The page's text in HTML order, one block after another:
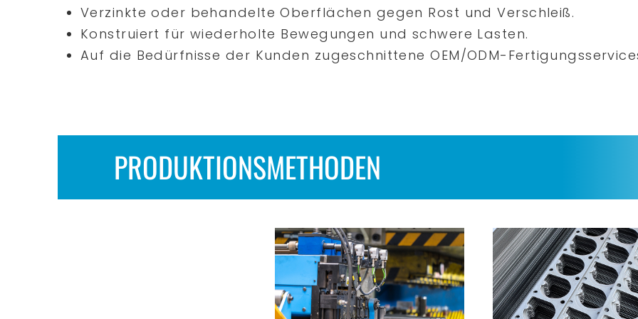
Verzinkte oder behandelte Oberflächen gegen Rost und Verschleiß.
Konstruiert für wiederholte Bewegungen und schwere Lasten.
Auf die Bedürfnisse der Kunden zugeschnittene OEM/ODM-
PRODUKTIONSMETHODEN